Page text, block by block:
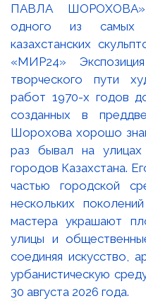
ПАВЛА ШОРОХОВА»,
одного из самых
казахстанских
«МИР24»
творческого пути
работ 1970-х годов
созданных в
Шорохова хорошо
раз бывал на
городов Казахстана.
частью городской
нескольких
мастера украшают
улицы и
соединяя искусство,
урбанистическую
30 августа 2026 года.